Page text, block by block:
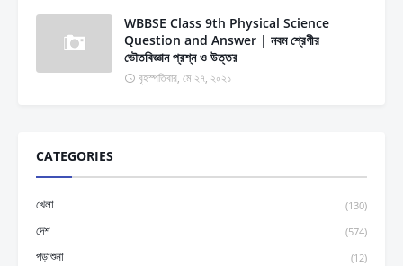
WBBSE Class 9th Physical Science
Question and Answer | নবম শ্রেণীর
ভৌতবিজ্ঞান প্রশ্ন ও উত্তর
বৃহস্পতিবার, মে ২৭, ২০২১
CATEGORIES
খেলা (130)
দেশ (574)
পড়াশুনা (12)